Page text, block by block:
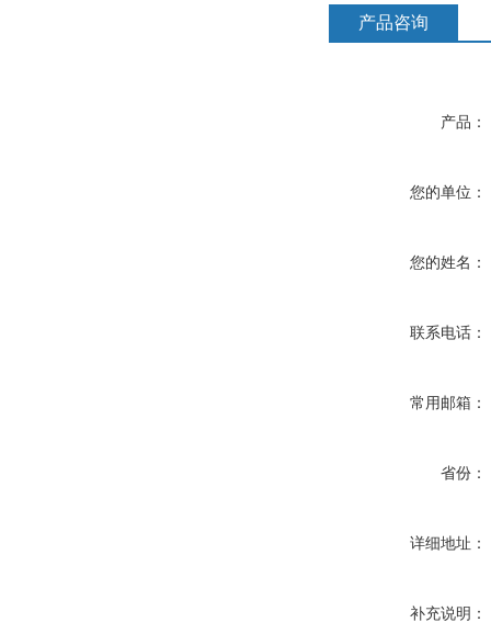
产品咨询
产品：
您的单位：
您的姓名：
联系电话：
常用邮箱：
省份：
详细地址：
补充说明：